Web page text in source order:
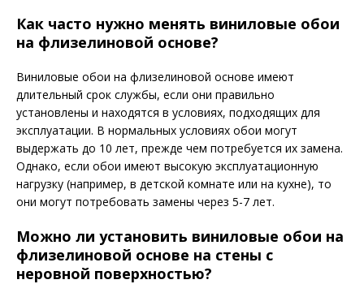
Как часто нужно менять виниловые обои
на флизелиновой основе?
Виниловые обои на флизелиновой основе имеют
длительный срок службы, если они правильно
установлены и находятся в условиях, подходящих для
эксплуатации. В нормальных условиях обои могут
выдержать до 10 лет, прежде чем потребуется их замена.
Однако, если обои имеют высокую эксплуатационную
нагрузку (например, в детской комнате или на кухне), то
они могут потребовать замены через 5-7 лет.
Можно ли установить виниловые обои на
флизелиновой основе на стены с
неровной поверхностью?